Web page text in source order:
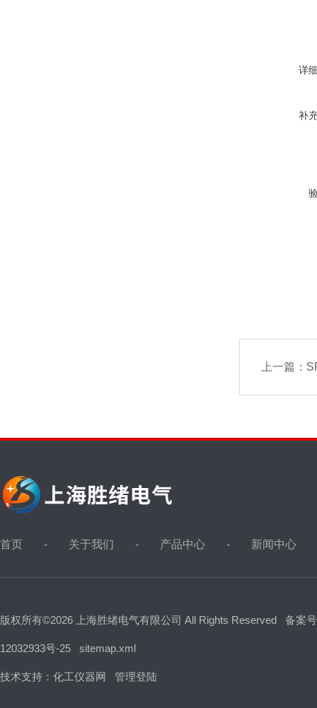
详
补
上一篇：
首页 关于我们 产品中心 新闻中心
版权所有©2026 上海胜绪电气有限公司 All Rights Reserved 备案
12032933号-25 sitemap.xml
技术支持： 化工仪器网 管理登陆